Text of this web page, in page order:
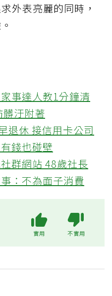
外表亮麗的同時，
事達人教1分鐘清
汙附著
退休 接信用卡公司
錢也碰壁
群網站 48歲社長
：不為面子消費
實用 不實用